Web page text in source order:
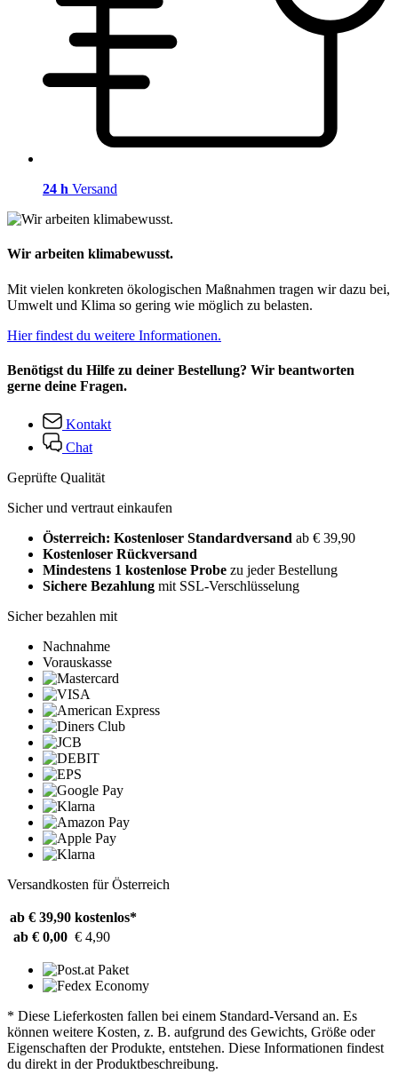
24 h Versand
Wir arbeiten klimabewusst.
Mit vielen konkreten ökologischen Maßnahmen tragen wir dazu bei,
Umwelt und Klima so gering wie möglich zu belasten.
Hier findest du weitere Informationen.
Benötigst du Hilfe zu deiner Bestellung? Wir beantworten
gerne deine Fragen.
Kontakt
Chat
Geprüfte Qualität
Sicher und vertraut einkaufen
Österreich: Kostenloser Standardversand ab € 39,90
Kostenloser Rückversand
Mindestens 1 kostenlose Probe zu jeder Bestellung
Sichere Bezahlung mit SSL-Verschlüsselung
Sicher bezahlen mit
Nachnahme
Vorauskasse
Versandkosten für Österreich
ab € 39,90 kostenlos*
ab € 0,00 € 4,90
* Diese Lieferkosten fallen bei einem Standard-Versand an. Es
können weitere Kosten, z. B. aufgrund des Gewichts, Größe oder
Eigenschaften der Produkte, entstehen. Diese Informationen findest
du direkt in der Produktbeschreibung.